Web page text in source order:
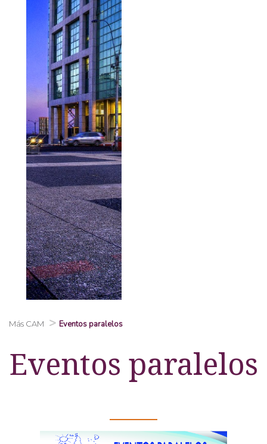
Más CAM Eventos paralelos
Eventos paralelos